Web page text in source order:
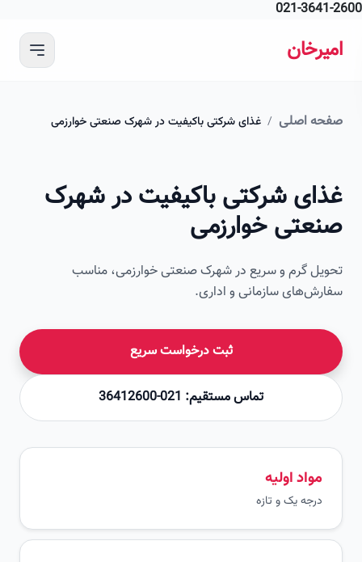
021-
اصلی / غذای شرکتی باکیفیت در شهرک صنعتی خوارزمی
شرکتی باکیفیت در شهرک
خوارزمی
گرم و سریع در شهرک صنعتی خوارزمی، مناسب
سازمانی و اداری.
ثبت درخواست سریع
تماس مستقیم: 021-36412600
مواد اولیه
درجه یک و تازه